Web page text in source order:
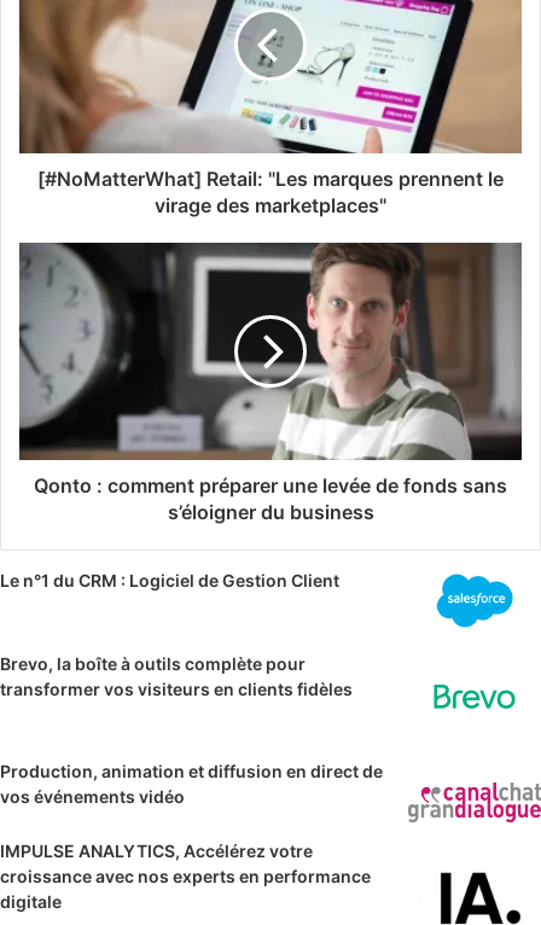
[#NoMatterWhat] Retail: "Les marques prennent le
virage des marketplaces"
Qonto : comment préparer une levée de fonds sans
s’éloigner du business
Le n°1 du CRM : Logiciel de Gestion Client
Brevo, la boîte à outils complète pour
transformer vos visiteurs en clients fidèles
Production, animation et diffusion en direct de
vos événements vidéo
IMPULSE ANALYTICS, Accélérez votre
croissance avec nos experts en performance
digitale